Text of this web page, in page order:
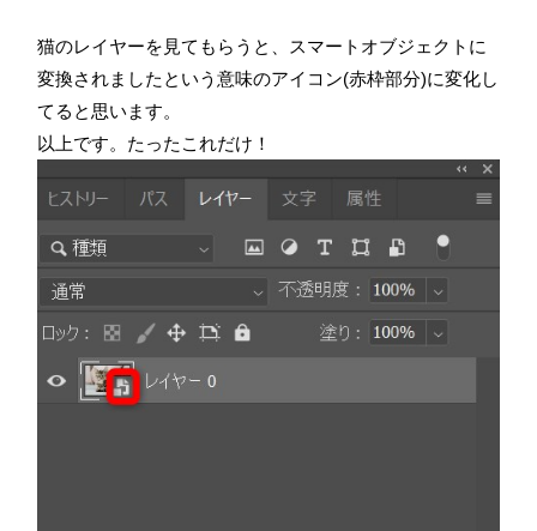
猫のレイヤーを見てもらうと、スマートオブジェクトに
変換されましたという意味のアイコン(赤枠部分)に変化し
てると思います。
以上です。たったこれだけ！